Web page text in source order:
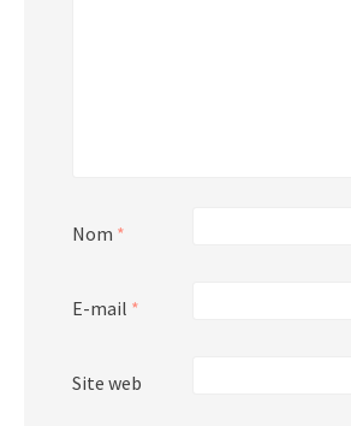
Nom *
E-mail *
Site web